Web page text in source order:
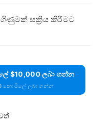
ගිණුමක් සක්‍රිය කිරීමට
$10,000 ලබා ගන්න
නොමිලේ ලබා ගන්න